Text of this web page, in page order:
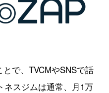
で、TVCMやSNSで話
ネスジムは通常、月1万